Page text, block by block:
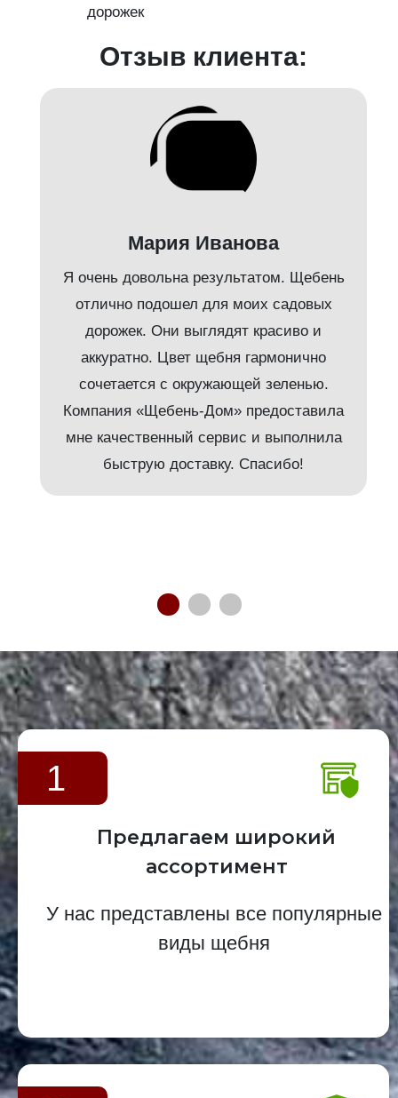
дорожек
Отзыв клиента:
Мария Иванова
Я очень довольна результатом. Щебень
отлично подошел для моих садовых
дорожек. Они выглядят красиво и
аккуратно. Цвет щебня гармонично
сочетается с окружающей зеленью.
Компания «Щебень-Дом» предоставила
мне качественный сервис и выполнила
быструю доставку. Спасибо!
1
Предлагаем широкий
ассортимент
У нас представлены все популярные
виды щебня